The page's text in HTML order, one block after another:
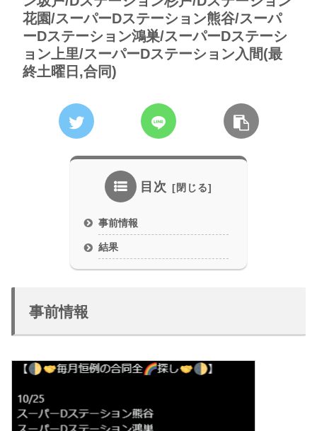
花園/スーパーDステーション熊谷/スーパ
ーDステーション鴻巣/スーパーDステーシ
ョン上里/スーパーDステーション入間(最
終土曜日,合同)
目次
事前情報
結果
事前情報